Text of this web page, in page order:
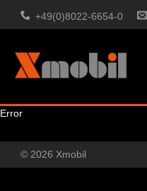
+49(0)8022-6654-0
Error
© 2026 Xmobil